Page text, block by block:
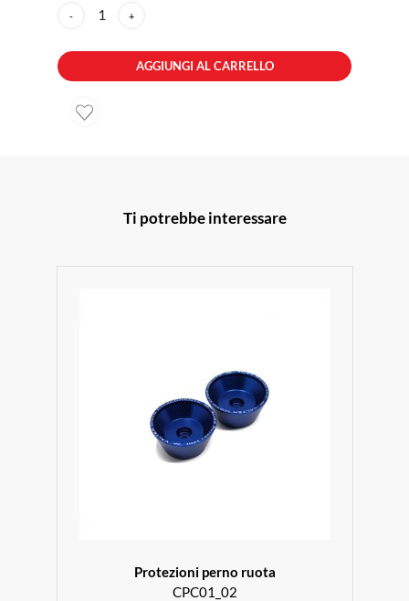
- 1 +
AGGIUNGI AL CARRELLO
Ti potrebbe interessare
Protezioni perno ruota
CPC01_02